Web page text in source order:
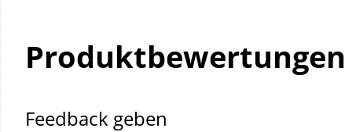
Produktbewertungen
Feedback geben